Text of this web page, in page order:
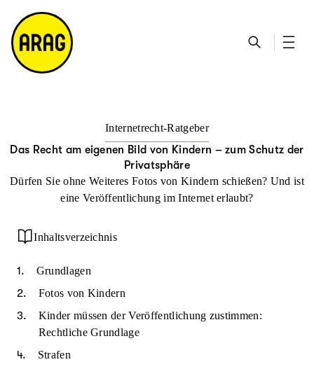
h
e
ta
k
ts
ei
te
e
m
a
p
Internetrecht-Ratgeber
Das Recht am eigenen Bild von Kindern – zum Schutz der
Privatsphäre
Dürfen Sie ohne Weiteres Fotos von Kindern schießen? Und ist
eine Veröffentlichung im Internet erlaubt?
Inhaltsverzeichnis
Grundlagen
Fotos von Kindern
Kinder müssen der Veröffentlichung zustimmen:
Rechtliche Grundlage
Strafen